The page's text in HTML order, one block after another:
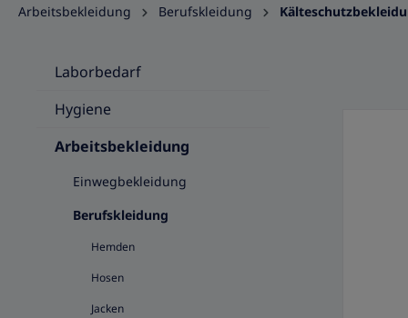
Arbeitsbekleidung Berufskleidung
Laborbedarf
Hygiene
Arbeitsbekleidung
Einwegbekleidung
Berufskleidung
Hemden
Hosen
Jacken